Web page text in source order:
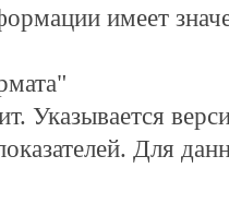
имеет
Указывается
Для